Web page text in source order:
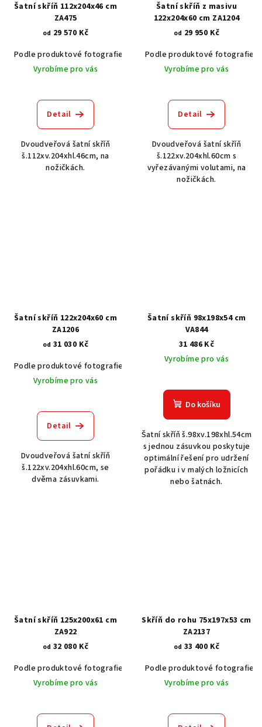
Šatní skříň 112x204x46 cm
ZA475
od 29 570 Kč
Podle produktové fotografie
Akát vintage BT1551
Dub světlý
Vyrobíme pro vás
Detail
Dvoudveřová šatní skříň
š.112xv.204xhl.46cm, na
nožičkách.
Šatní skříň z masivu
122x204x60 cm ZA1204
od 29 950 Kč
Podle produktové fotografie
Vyrobíme pro vás
Detail
Dvoudveřová šatní skříň
š.122xv.204xhl.60cm s
vyřezávanými volutami, na
nožičkách.
Šatní skříň 122x204x60 cm
ZA1206
od 31 030 Kč
Podle produktové fotografie
Akát vintage BT1551
Vyrobíme pro vás
Detail
Dvoudveřová šatní skříň
š.122xv.204xhl.60cm, se
dvěma zásuvkami.
Šatní skříň 98x198x54 cm
VA844
31 486 Kč
Vyrobíme pro vás
Do košíku
Šatní skříň š.98xv.198xhl.54cm
s jednou zásuvkou poskytuje
optimální řešení pro udržení
pořádku i v malých ložnicích
nebo šatnách.
Šatní skříň 125x200x61 cm
ZA922
od 32 080 Kč
Podle produktové fotografie
Akát vintage BT1551
Dub světlý
Vyrobíme pro vás
Skříň do rohu 75x197x53 cm
ZA2137
od 33 400 Kč
Podle produktové fotografie
Vyrobíme pro vás